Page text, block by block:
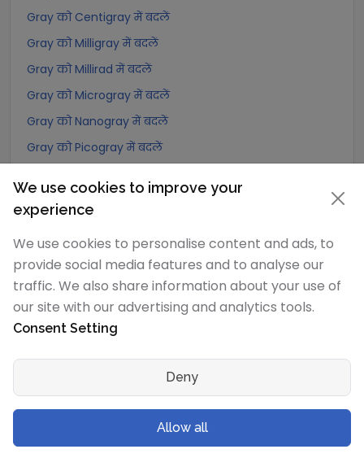
Gray को Centigray में बदलें
Gray को Milligray में बदलें
Gray को Millirad में बदलें
Gray को Microgray में बदलें
Gray को Nanogray में बदलें
Gray को Picogray में बदलें
Gray को Attogray में बदलें
Joule/kilogramरूपांतरण
Joule/kilogram को Exagray में बदलें
Joule/kilogram को Petagray में बदलें
Joule/kilogram को Teragray में बदलें
Joule/kilogram को Gigagray में बदलें
Joule/kilogram को Megagray में बदलें
Joule/kilogram को Joule/milligram में बदलें
Joule/kilogram को Joule/centigram में बदलें
We use cookies to improve your
experience
We use cookies to personalise content and ads, to
provide social media features and to analyse our
traffic. We also share information about your use of
our site with our advertising and analytics tools.
Consent Setting
Deny
Allow all